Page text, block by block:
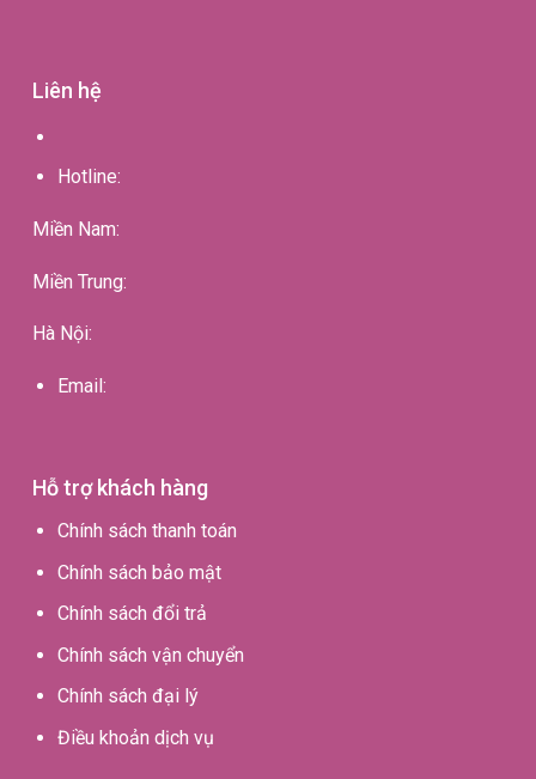
Liên hệ
Hotline:
Miền Nam:
Miền Trung:
Hà Nội:
Email:
Hỗ trợ khách hàng
Chính sách thanh toán
Chính sách bảo mật
Chính sách đổi trả
Chính sách vận chuyển
Chính sách đại lý
Điều khoản dịch vụ